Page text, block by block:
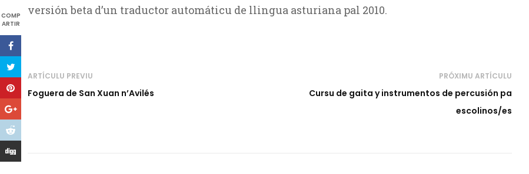
COMP
ARTIR
versión beta d’un traductor automáticu de llingua asturiana pal 2010.
ARTÍCULU PREVIU
Foguera de San Xuan n’Avilés
PRÓXIMU ARTÍCULU
Cursu de gaita y instrumentos de percusión pa
escolinos/es